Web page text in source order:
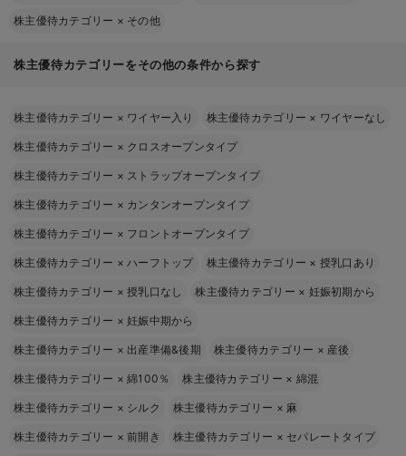
株主優待カテゴリー × その他
株主優待カテゴリーをその他の条件から探す
株主優待カテゴリー × ワイヤー入り 株主優待カテゴリー × ワイヤーなし
株主優待カテゴリー × クロスオープンタイプ
株主優待カテゴリー × ストラップオープンタイプ
株主優待カテゴリー × カンタンオープンタイプ
株主優待カテゴリー × フロントオープンタイプ
株主優待カテゴリー ×ハーフトップ 株主優待カテゴリー × 授乳口あり
株主優待カテゴリー ×授乳口なし 株主優待カテゴリー × 妊娠初期から
株主優待カテゴリー ×妊娠中期から
株主優待カテゴリー × 出産準備&後期 株主優待カテゴリー × 産後
株主優待カテゴリー ×綿100％ 株主優待カテゴリー × 綿混
株主優待カテゴリー × シルク 株主優待カテゴリー × 麻
株主優待カテゴリー ×前開き 株主優待カテゴリー × セパレートタイプ